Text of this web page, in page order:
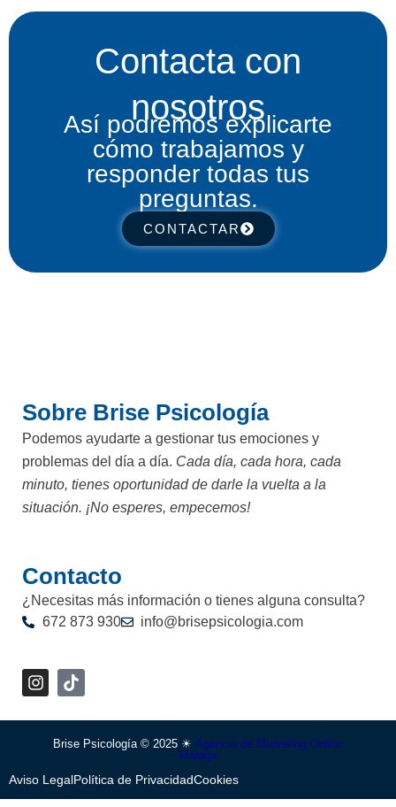
Contacta con
nosotros
Así podremos explicarte
cómo trabajamos y
responder todas tus
preguntas.
CONTACTAR
Sobre Brise Psicología
Podemos ayudarte a gestionar tus emociones y
problemas del día a día. Cada día, cada hora, cada
minuto, tienes oportunidad de darle la vuelta a la
situación. ¡No esperes, empecemos!
Contacto
¿Necesitas más información o tienes alguna consulta?
672 873 930
info@brisepsicologia.com
I
n
t
r
a
Brise Psicología © 2025 ☀ Agencia de Marketing Online
Málaga
Aviso LegalPolítica de PrivacidadCookies